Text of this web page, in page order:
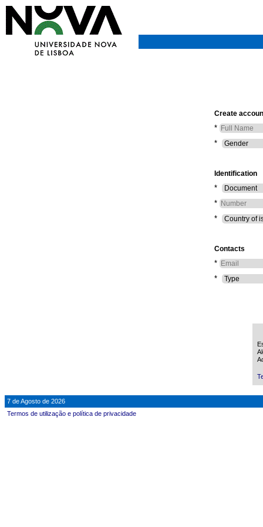
Create
*
*
Identification
*
*
*
Contacts
*
*
7 de Agosto de 2026
Termos de utilização e política de privacidade